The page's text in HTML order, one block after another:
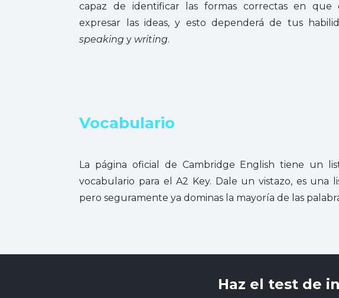
capaz de identificar las formas correctas en que
expresar las ideas, y esto dependerá de tus
speaking y writing.
Vocabulario
La página oficial de Cambridge English tiene un
vocabulario para el A2 Key. Dale un vistazo, es una
pero seguramente ya dominas la mayoría de las
Haz el test de